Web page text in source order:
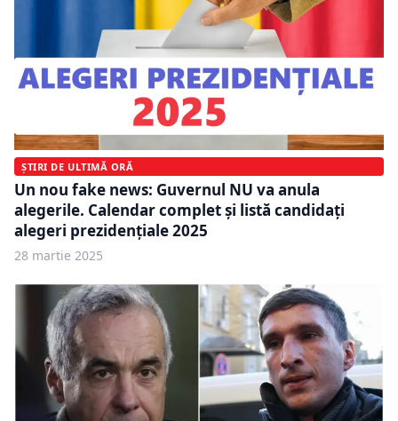
ȘTIRI DE ULTIMĂ ORĂ
Un nou fake news: Guvernul NU va anula
alegerile. Calendar complet și listă candidați
alegeri prezidențiale 2025
28 martie 2025